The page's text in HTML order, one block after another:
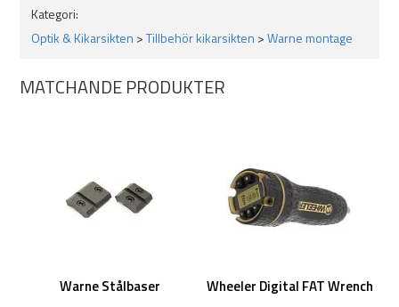
Kategori:
Optik & Kikarsikten >Tillbehör kikarsikten >Warne montage
MATCHANDE PRODUKTER
Warne Stålbaser Wheeler Digital FAT Wrench